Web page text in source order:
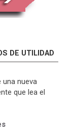
DE UTILIDAD
nueva
que lea el